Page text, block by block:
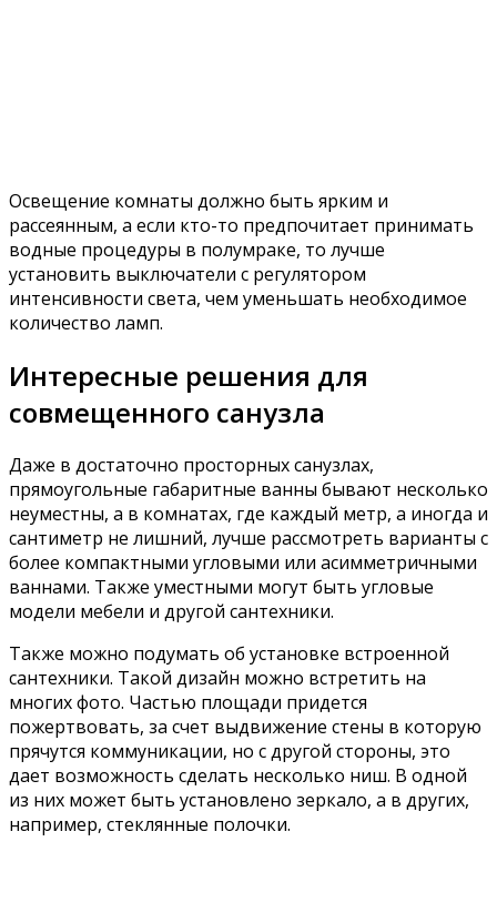
ваннами. Также уместными могут быть угловые
модели мебели и другой сантехники.
Также можно подумать об установке встроенной
сантехники. Такой дизайн можно встретить на
многих фото. Частью площади придется
прячутся коммуникации, но с другой стороны, это
дает возможность сделать несколько ниш. В одной
из них может быть установлено зеркало, а в других,
например, стеклянные полочки.
Интересным современным решением станет
открытая душевая кабина или, так называемая
«мокрая комната». Она не занимает много места,
поскольку не ограничена перегородками или
поддоном, в крайнем случае, устанавливается лишь
прозрачная ширма, которая может убираться к стене.
Скептики, которые не верят, что таким образом
получится освободить значительную площадь, могут
посмотреть фото необычных дизайнов и убедится.
Создание дизайн-проекта
Прежде чем приступить к глобальной